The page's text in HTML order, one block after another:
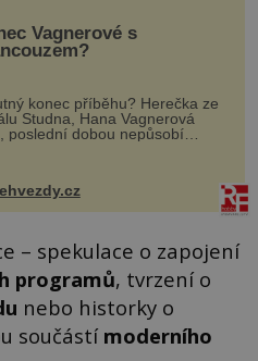
Vagnerové s
konec příběhu? Herečka ze
Studna, Hana Vagnerová
poslední dobou nepůsobí
– spekulace o zapojení
programů, tvrzení o
nebo historky o
součástí moderního